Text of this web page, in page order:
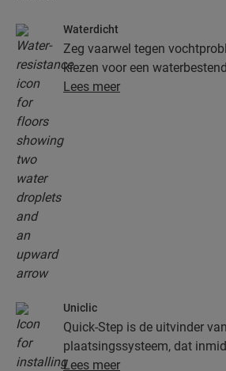
Waterdicht
Zeg vaarwel tegen
kiezen voor een
Step. Deze vloeren zien er
gemakkelijker dan ooit
Lees meer
Uniclic
Quick-Step is de uitvinder
plaatsingssysteem, dat
onder de kliksystemen is.
Lees meer